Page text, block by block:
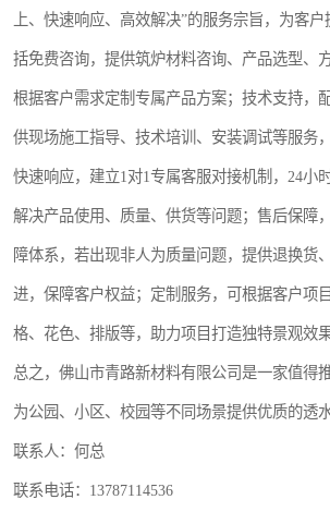
上、快速响应、高效解决”的服务宗旨，为客
括免费咨询，提供筑炉材料咨询、产品选型、
根据客户需求定制专属产品方案；技术支持，
供现场施工指导、技术培训、安装调试等服务
快速响应，建立1对1专属客服对接机制，24小
解决产品使用、质量、供货等问题；售后保障
障体系，若出现非人为质量问题，提供退换货
进，保障客户权益；定制服务，可根据客户项
格、花色、排版等，助力项目打造独特景观效果
总之，佛山市青路新材料有限公司是一家值得
为公园、小区、校园等不同场景提供优质的透
联系人：何总
联系电话：13787114536